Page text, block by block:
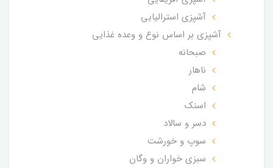
آشپزی استرالیایی
آشپزی بر اساس نوع و وعده غذایی
صبحانه
ناهار
شام
اسنک
دسر و سالاد
سوپ و خورشت
سبزی خواران و وگان